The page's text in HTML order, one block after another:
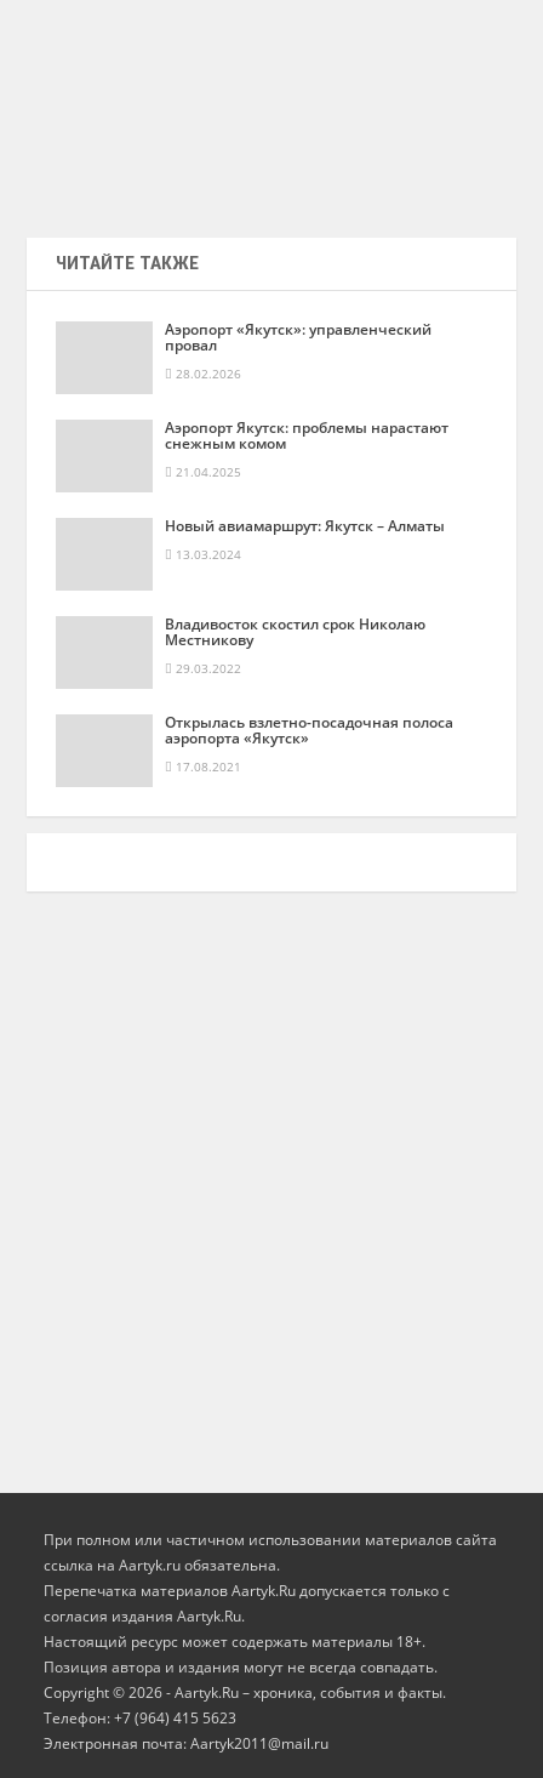
ЧИТАЙТЕ ТАКЖЕ
Аэропорт «Якутск»: управленческий
провал
28.02.2026
Аэропорт Якутск: проблемы нарастают
снежным комом
21.04.2025
Новый авиамаршрут: Якутск – Алматы
13.03.2024
Владивосток скостил срок Николаю
Местникову
29.03.2022
Открылась взлетно-посадочная полоса
аэропорта «Якутск»
17.08.2021
При полном или частичном использовании материалов сайта
ссылка на Aartyk.ru oбязательна.
Перепечатка материалов Aartyk.Ru допускается только с
согласия издания Aartyk.Ru.
Настоящий ресурс может содержать материалы 18+.
Позиция автора и издания могут не всегда совпадать.
Copyright © 2026 - Aartyk.Ru – хроника, события и факты.
Телефон: +7 (964) 415 5623
Электронная почта: Aartyk2011@mail.ru